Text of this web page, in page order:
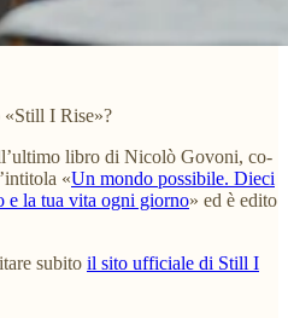
«Still I Rise»?
libro di Nicolò Govoni, co-
«Un mondo possibile. Dieci
e la tua vita ogni giorno» ed è edito
subito il sito ufficiale di Still I